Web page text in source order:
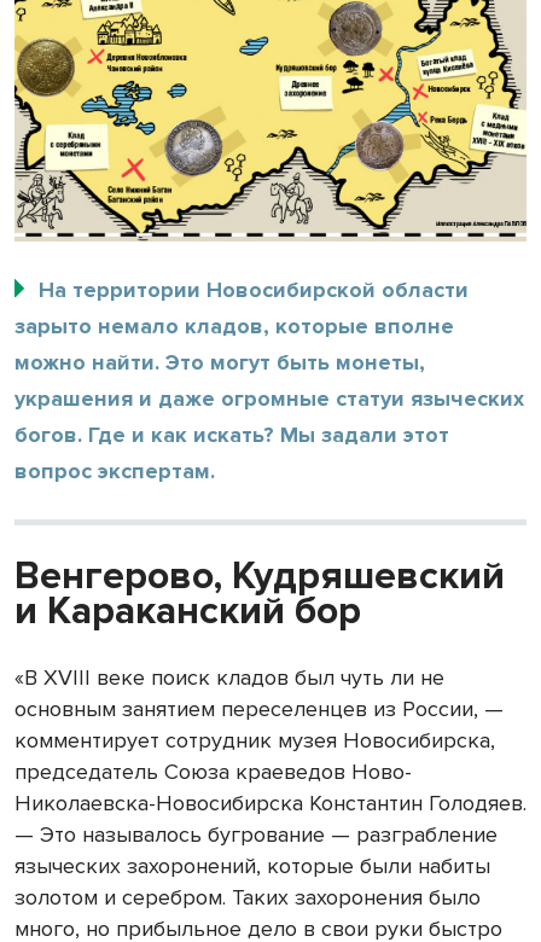
На территории Новосибирской области
зарыто немало кладов, которые вполне
можно найти. Это могут быть монеты,
украшения и даже огромные статуи языческих
богов. Где и как искать? Мы задали этот
вопрос экспертам.
Венгерово, Кудряшевский
и Караканский бор
«В XVIII веке поиск кладов был чуть ли не
основным занятием переселенцев из России, —
комментирует сотрудник музея Новосибирска,
председатель Союза краеведов Ново-
Николаевска-Новосибирска Константин Голодяев.
— Это называлось бугрование — разграбление
языческих захоронений, которые были набиты
золотом и серебром. Таких захоронения было
много, но прибыльное дело в свои руки быстро